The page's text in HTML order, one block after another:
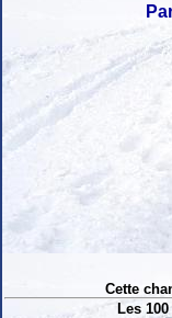
Cette
Les